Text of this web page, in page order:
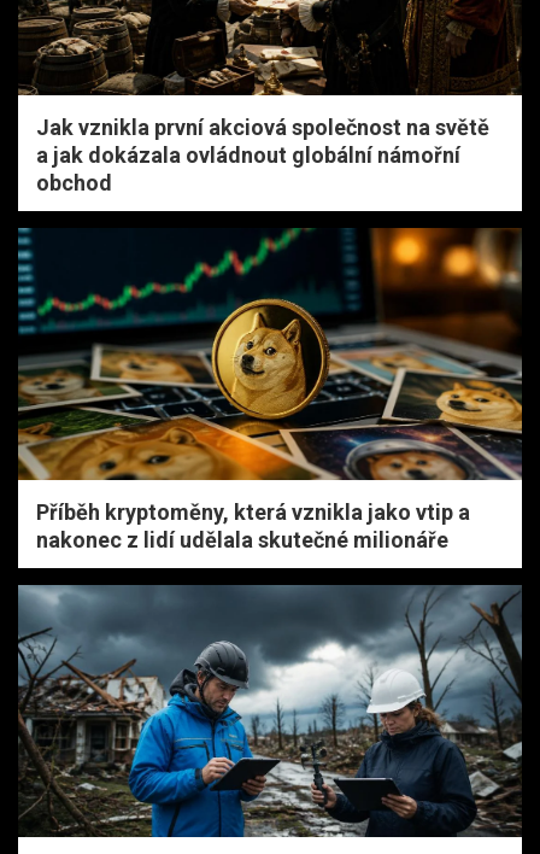
Jak vznikla první akciová společnost na světě
a jak dokázala ovládnout globální námořní
obchod
Příběh kryptoměny, která vznikla jako vtip a
nakonec z lidí udělala skutečné milionáře